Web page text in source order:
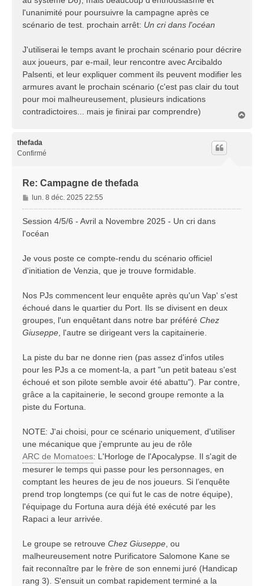
l'unanimité pour poursuivre la campagne après ce
scénario de test. prochain arrêt: Un cri dans l'océan
J'utiliserai le temps avant le prochain scénario pour décrire
aux joueurs, par e-mail, leur rencontre avec Arcibaldo
Palsenti, et leur expliquer comment ils peuvent modifier les
armures avant le prochain scénario (c'est pas clair du tout
pour moi malheureusement, plusieurs indications
contradictoires... mais je finirai par comprendre)
thefada
Confirmé
Re: Campagne de thefada
M
e
s
a
e
lun. 8 déc. 2025 22:55
Session 4/5/6 - Avril a Novembre 2025 - Un cri dans
l'océan
Je vous poste ce compte-rendu du scénario officiel
d'initiation de Venzia, que je trouve formidable.
Nos PJs commencent leur enquête après qu'un Vap' s'est
échoué dans le quartier du Port. Ils se divisent en deux
groupes, l'un enquêtant dans notre bar préféré Chez
Giuseppe , l'autre se dirigeant vers la capitainerie.
La piste du bar ne donne rien (pas assez d'infos utiles
pour les PJs a ce moment-la, a part "un petit bateau s'est
échoué et son pilote semble avoir été abattu"). Par contre,
grâce a la capitainerie, le second groupe remonte a la
piste du Fortuna.
NOTE: J'ai choisi, pour ce scénario uniquement, d'utiliser
une mécanique que j'emprunte au jeu de rôle
ARC de Momatoes: L'Horloge de l'Apocalypse. Il s'agit de
mesurer le temps qui passe pour les personnages, en
comptant les heures de jeu de nos joueurs. Si l’enquête
prend trop longtemps (ce qui fut le cas de notre équipe),
l'équipage du Fortuna aura déjà été exécuté par les
Rapaci a leur arrivée.
Le groupe se retrouve Chez Giuseppe , ou
malheureusement notre Purificatore Salomone Kane se
fait reconnaître par le frère de son ennemi juré (Handicap
rang 3). S'ensuit un combat rapidement terminé a la